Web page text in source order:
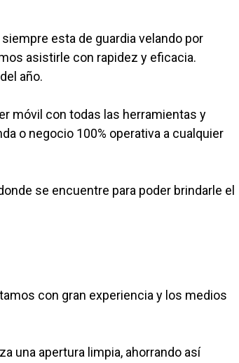
esta de guardia velando por
asistirle con rapidez y eficacia.
año.
móvil con todas las herramientas y
o negocio 100% operativa a cualquier
se encuentre para poder brindarle el
con gran experiencia y los medios
una apertura limpia, ahorrando así